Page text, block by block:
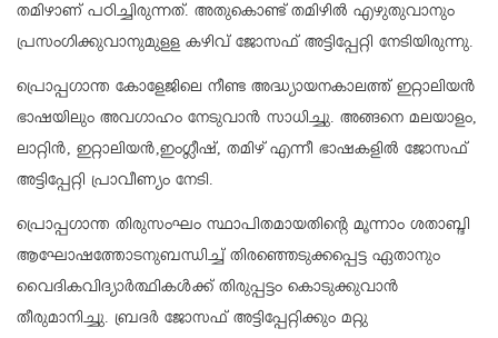
തമിഴാണ് പഠിച്ചിരുന്നത്. അതുകൊണ്ട് തമിഴിൽ എഴുതുവാനും
പ്രസംഗിക്കുവാനുമുളള കഴിവ് ജോസഫ് അട്ടിപ്പേറ്റി നേടിയിരുന്നു.
പ്രൊപ്പഗാന്ത കോളേജിലെ നീണ്ട അദ്ധ്യായനകാലത്ത് ഇറ്റാലിയൻ
ഭാഷയിലും അവഗാഹം നേടുവാൻ സാധിച്ചു. അങ്ങനെ മലയാളം,
ലാറ്റിൻ, ഇറ്റാലിയൻ,ഇംഗ്ലീഷ്, തമിഴ് എന്നീ ഭാഷകളിൽ ജോസഫ്
അട്ടിപ്പേറ്റി പ്രാവീണ്യം നേടി.
പ്രൊപ്പഗാന്ത തിരുസംഘം സ്ഥാപിതമായതിന്റെ മൂന്നാം ശതാബ്ദി
ആഘോഷത്തോടനുബന്ധിച്ച് തിരഞ്ഞെടുക്കപ്പെട്ട ഏതാനും
വൈദികവിദ്യാർത്ഥികൾക്ക് തിരുപ്പട്ടം കൊടുക്കുവാൻ
തീരുമാനിച്ചു. ബ്രദർ ജോസഫ് അട്ടിപ്പേറ്റിക്കും മറ്റു